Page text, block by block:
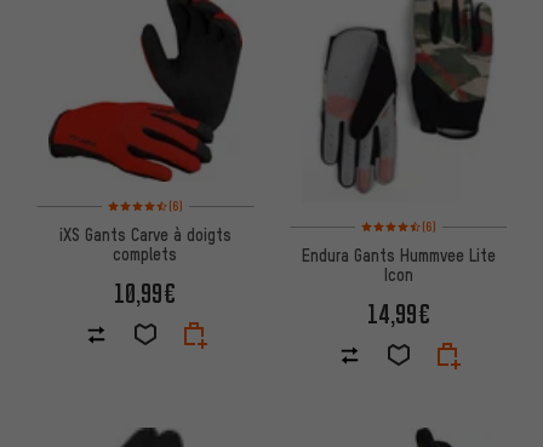
Note moyenne : 4,5 sur 5 d'après 6 avis
(6)
iXS Gants Carve à doigts
complets
10,99€
Note moyenne : 4,5 sur 5
(6)
Endura Gants Hummvee Lite
Icon
14,99€